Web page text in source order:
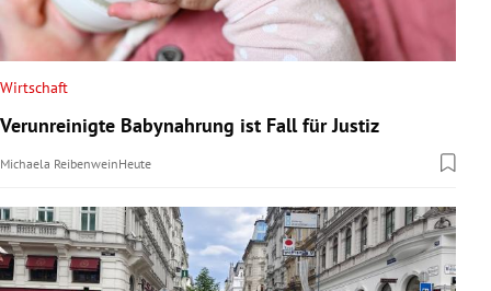
Wirtschaft
Verunreinigte Babynahrung ist Fall für Justiz
Michaela ReibenweinHeute